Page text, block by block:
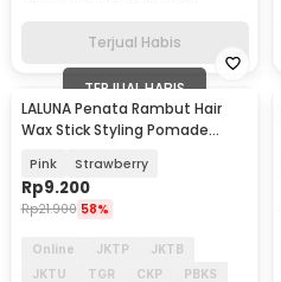
Terjual Habis
TERJUAL HABIS
LALUNA Penata Rambut Hair
Wax Stick Styling Pomade
Pink Strawberry
Rp9.200
Rp21.900 58%
Online JKTP
JKTB
JKTU
TGR CKP
PBKS